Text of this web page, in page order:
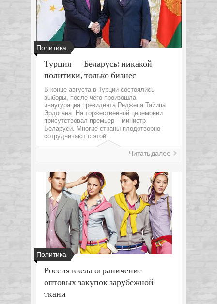
Политика
Турция — Беларусь: никакой
политики, только бизнес
В конце августа в Турции состоялись
выборы, после чего произошла
инаугурация президента Реджепа Тайипа
Эрдогана. На торжественной церемонии
присутствовал премьер – министр
Беларуси. Многие страны плодотворно
сотрудничают с этой...
Читать далее
Политика
Россия ввела ограничение
оптовых закупок зарубежной
ткани